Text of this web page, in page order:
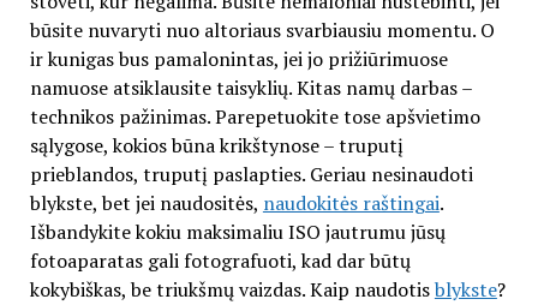
būsite nuvaryti nuo altoriaus svarbiausiu momentu. O
ir kunigas bus pamalonintas, jei jo prižiūrimuose
namuose atsiklausite taisyklių. Kitas namų darbas –
technikos pažinimas. Parepetuokite tose apšvietimo
sąlygose, kokios būna krikštynose – truputį
prieblandos, truputį paslapties. Geriau nesinaudoti
blykste, bet jei naudositės, naudokitės raštingai.
Išbandykite kokiu maksimaliu ISO jautrumu jūsų
fotoaparatas gali fotografuoti, kad dar būtų
kokybiškas, be triukšmų vaizdas. Kaip naudotisblykste?